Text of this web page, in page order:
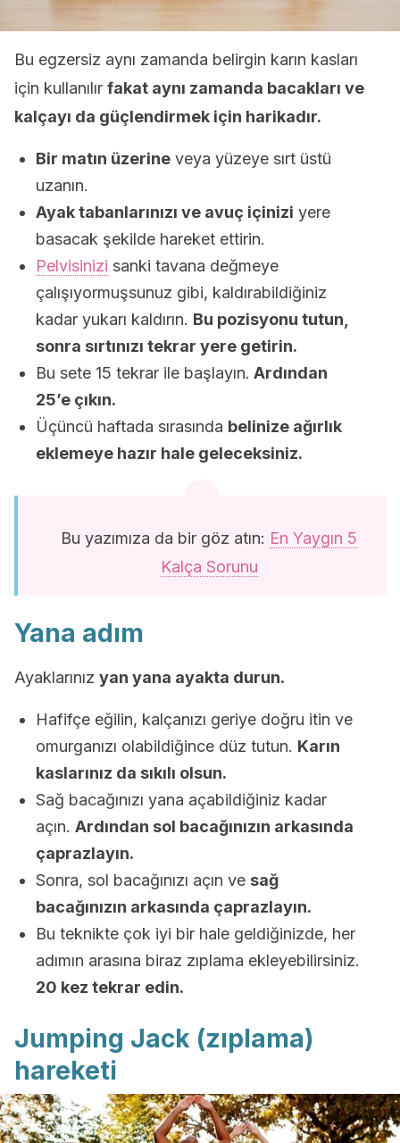
Bu egzersiz aynı zamanda belirgin karın kasları
için kullanılır fakat aynı zamanda bacakları ve
kalçayı da güçlendirmek için harikadır.
Bir matın üzerine veya yüzeye sırt üstü
uzanın.
Ayak tabanlarınızı ve avuç içinizi yere
basacak şekilde hareket ettirin.
Pelvisinizi sanki tavana değmeye
çalışıyormuşsunuz gibi, kaldırabildiğiniz
kadar yukarı kaldırın. Bu pozisyonu tutun,
sonra sırtınızı tekrar yere getirin.
Bu sete 15 tekrar ile başlayın. Ardından
25’e çıkın.
Üçüncü haftada sırasında belinize ağırlık
eklemeye hazır hale geleceksiniz.
Bu yazımıza da bir göz atın: En Yaygın 5
Kalça Sorunu
Yana adım
Ayaklarınız yan yana ayakta durun.
Hafifçe eğilin, kalçanızı geriye doğru itin ve
omurganızı olabildiğince düz tutun. Karın
kaslarınız da sıkılı olsun.
Sağ bacağınızı yana açabildiğiniz kadar
açın. Ardından sol bacağınızın arkasında
çaprazlayın.
Sonra, sol bacağınızı açın ve sağ
bacağınızın arkasında çaprazlayın.
Bu teknikte çok iyi bir hale geldiğinizde, her
adımın arasına biraz zıplama ekleyebilirsiniz.
20 kez tekrar edin.
Jumping Jack (zıplama)
hareketi